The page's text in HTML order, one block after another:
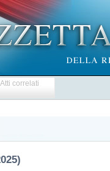
Atti correlati